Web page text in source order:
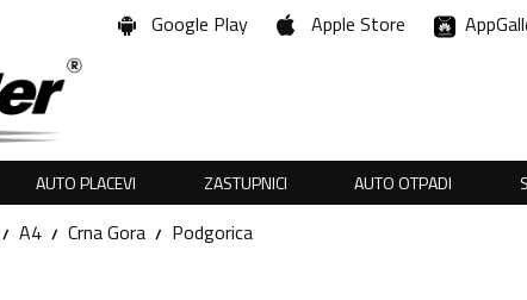
Google Play Apple Store
AUTO PLACEVI ZASTUPNICI AUTO OTPADI
A4 Crna Gora Podgorica